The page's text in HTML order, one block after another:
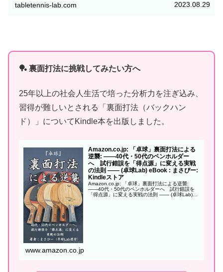
tabletennis-lab.com 2023.08.29
🏓 裏面打法に挑戦してみたい方へ
25年以上の社会人生活で培った分析力を注ぎ込み、
習得が難しいとされる「裏面打法（バックハン
ド）」についてKindle本を出版しました。
Amazon.co.jp: 「卓球」裏面打法による
逆襲: ——40代・50代のペンホルダー
へ 試行錯誤を「得点源」に変える実戦
の法則 —— (卓球Lab) eBook : まさぴー:
Kindleストア
Amazon.co.jp: 「卓球」裏面打法による逆襲:
——40代・50代のペンホルダーへ 試行錯誤を
「得点源」に変える実戦の法則 —— (卓球Lab)
www.amazon.co.jp